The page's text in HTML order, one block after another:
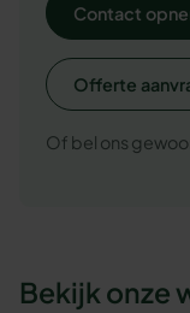
Contact
Offerte
Of bel ons
Bekijk onze